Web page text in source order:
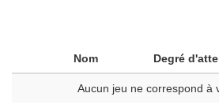
Nom Degré
Aucun jeu ne correspond à